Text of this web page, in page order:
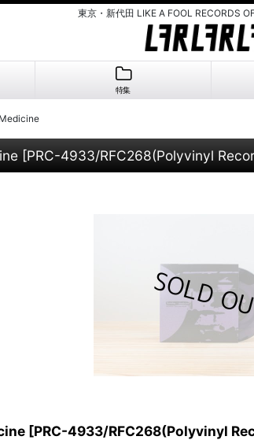
東京・新代田 LIKE A FOOL RECORDS
特集
[PRC-4933/RFC268(Polyvinyl
[PRC-4933/RFC268(Polyvinyl